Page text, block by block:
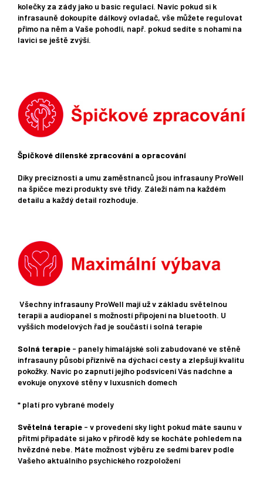
kolečky za zády jako u basic regulací. Navíc pokud si k
infrasauně dokoupíte dálkový ovladač, vše můžete regulovat
přimo na něm a Vaše pohodlí, např. pokud sedíte s nohami na
lavici se ještě zvýší.
Špičkové dílenské zpracování a opracování
Díky preciznosti a umu zaměstnanců jsou infrasauny ProWell
na špičce mezi produkty své třídy. Záleží nám na každém
detailu a každý detail rozhoduje.
Všechny infrasauny ProWell mají už v základu světelnou
terapii a audiopanel s možností připojení na bluetooth. U
vyšších modelových řad je součástí i solná terapie
Solná terapie - panely himalájské soli zabudované ve stěně
infrasauny působí příznivě na dýchací cesty a zlepšují kvalitu
pokožky. Navíc po zapnutí jejího podsvícení Vás nadchne a
evokuje onyxové stěny v luxusních domech
* platí pro vybrané modely
Světelná terapie - v provedení sky light pokud máte saunu v
přítmí připadáte si jako v přírodě kdy se kocháte pohledem na
hvězdné nebe. Máte možnost výběru ze sedmi barev podle
Vašeho aktuálního psychického rozpoložení